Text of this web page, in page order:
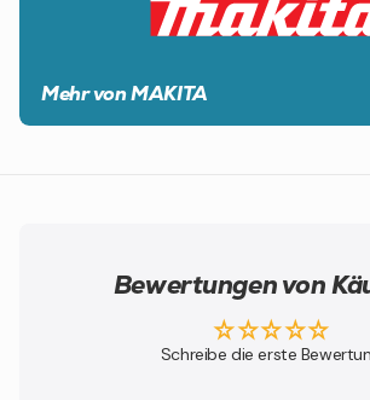
Mehr von MAKITA
Bewertungen von
Schreibe die erste